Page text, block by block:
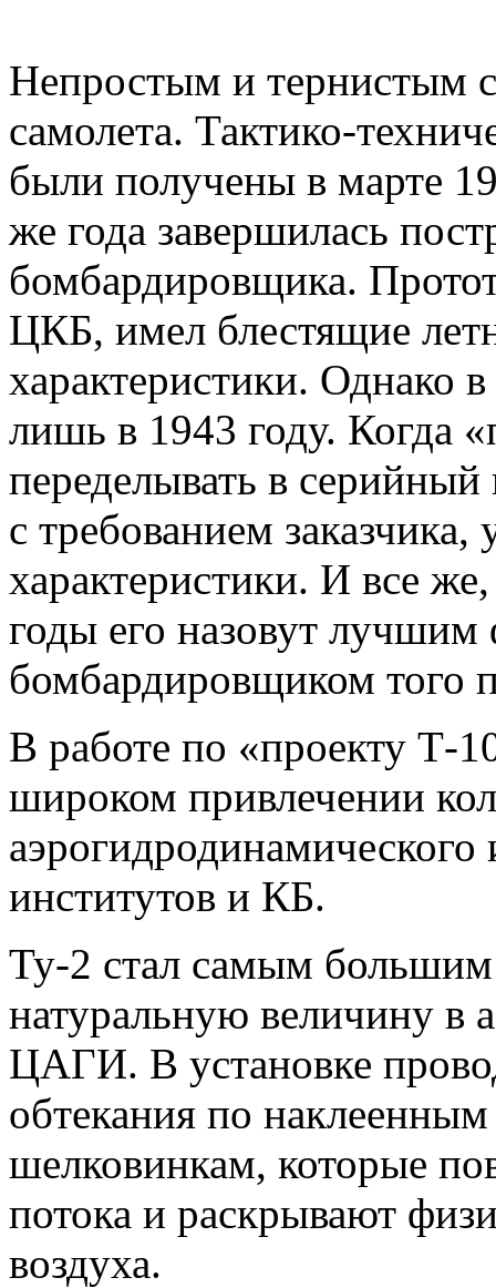
Непростым и тернистым
самолета. Тактико-
были получены в марте
же года завершилась
бомбардировщика.
ЦКБ, имел блестящие
характеристики. Однако
лишь в 1943 году. Когда
переделывать в серийный
с требованием
характеристики. И все
годы его назовут
бомбардировщиком того
В работе по «проекту Т-
широком привлечении
институтов и КБ.
Ту-2 стал самым
натуральную величину в
ЦАГИ. В установке
обтекания по
шелковинкам, которые
потока и раскрывают
воздуха.